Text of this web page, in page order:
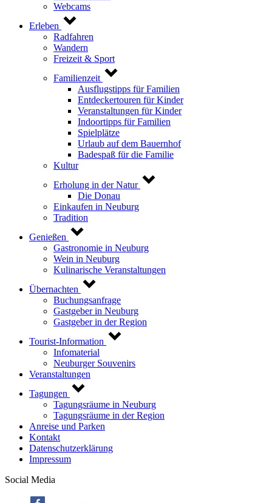
Webcams
Erleben
Radfahren
Wandern
Freizeit & Sport
Familienzeit
Ausflugstipps für Familien
Entdeckertouren für Kinder
Veranstaltungen für Kinder
Indoortipps für Familien
Spielplätze
Urlaub auf dem Bauernhof
Badespaß für die Familie
Kultur
Erholung in der Natur
Die Donau
Einkaufen in Neuburg
Tradition
Genießen
Gastronomie in Neuburg
Wein in Neuburg
Kulinarische Veranstaltungen
Übernachten
Buchungsanfrage
Gastgeber in Neuburg
Gastgeber in der Region
Tourist-Information
Infomaterial
Neuburger Souvenirs
Veranstaltungen
Tagungen
Tagungsräume in Neuburg
Tagungsräume in der Region
Anreise und Parken
Kontakt
Datenschutzerklärung
Impressum
Social Media